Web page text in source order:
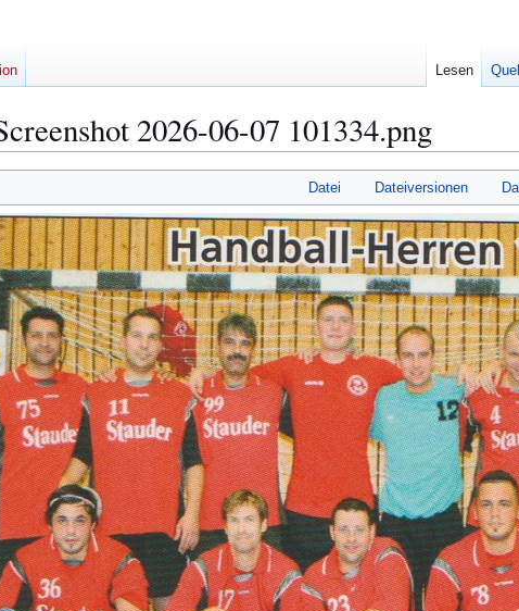
2026-06-07 101334.png
Datei Dateiversionen
Lesen